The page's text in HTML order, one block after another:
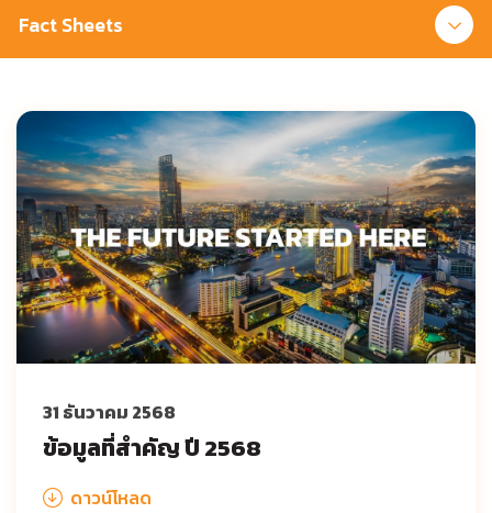
Fact Sheets
31 ธันวาคม 2568
ข้อมูลที่สำคัญ ปี 2568
ดาวน์โหลด